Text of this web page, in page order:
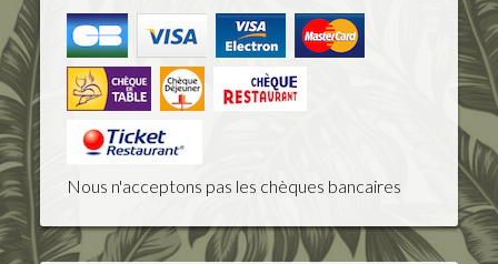
Nous n'acceptons pas les chèques bancaires